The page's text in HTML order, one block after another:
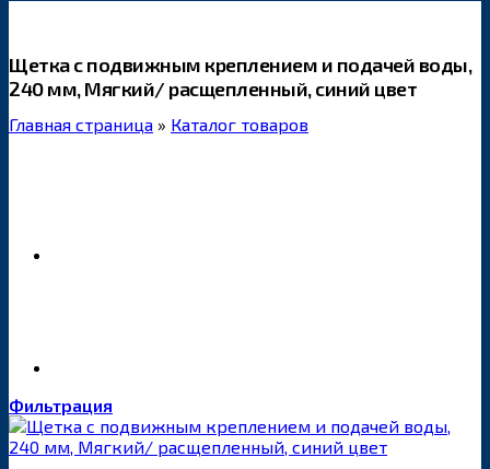
Щетка с подвижным креплением и подачей воды,
240 мм, Мягкий/ расщепленный, синий цвет
Главная страница » Каталог товаров
Фильтрация